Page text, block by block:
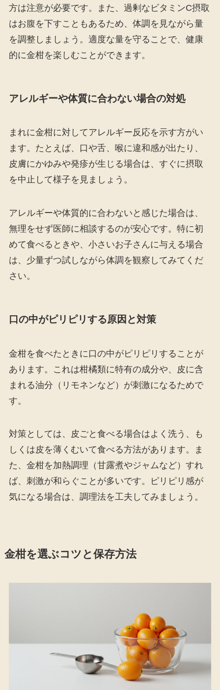
方は注意が必要です。また、過剰なビタミンC摂取
はお腹を下すこともあるため、体調を見ながら量
を調整しましょう。適度な量を守ることで、健康
的に金柑を楽しむことができます。
アレルギーや体質に合わない場合の対処
まれに金柑に対してアレルギー反応を示す方がい
ます。たとえば、口や舌、喉に違和感が出たり、
皮膚にかゆみや発疹が生じる場合は、すぐに摂取
を中止して様子を見ましょう。
アレルギーや体質的に合わないと感じた場合は、
無理をせず医師に相談するのが安心です。特に初
めて食べるときや、小さいお子さんに与える場合
は、少量ずつ試しながら体調を観察してみてくだ
さい。
口の中がピリピリする原因と対策
金柑を食べたときに口の中がピリピリすることが
あります。これは柑橘類に特有の成分や、皮に含
まれる油分（リモネンなど）が刺激になるためで
す。
対策としては、皮ごと食べる場合はよく洗う、も
しくは皮を薄くむいて食べる方法があります。ま
た、金柑を加熱調理（甘露煮やジャムなど）すれ
ば、刺激が和らぐことが多いです。ピリピリ感が
気になる場合は、調理法を工夫してみましょう。
金柑を選ぶコツと保存方法